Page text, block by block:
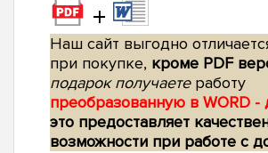
+
Наш сайт выгодно
при покупке, кроме PDF
подарок получаетеработу
преобразованную в WORD -
это предоставляет
возможности при работе с